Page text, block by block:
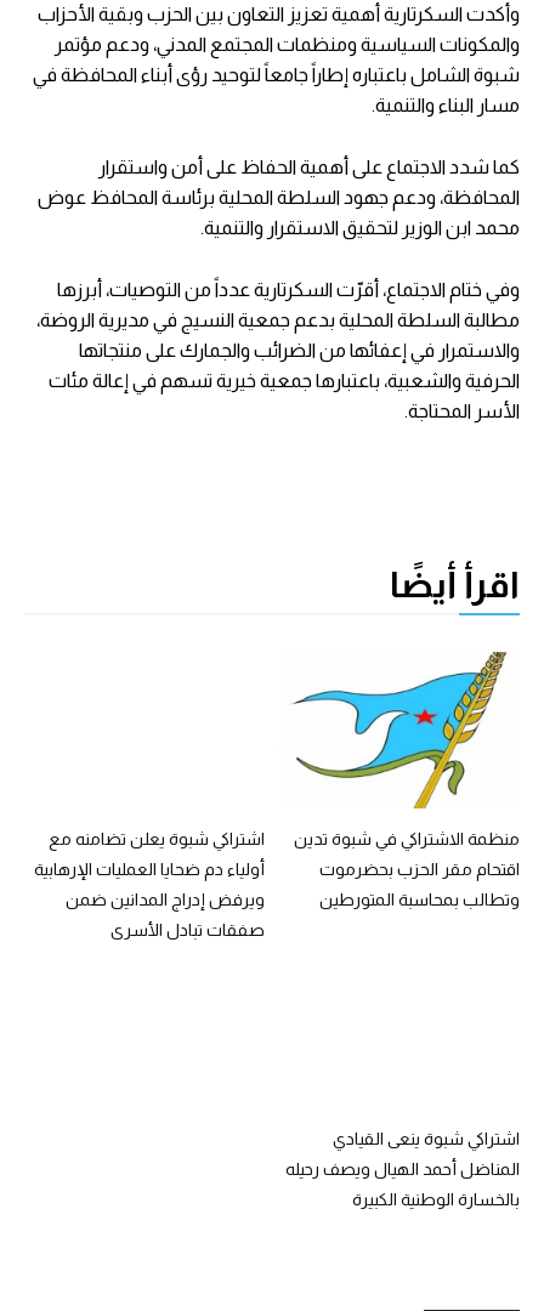
وأكدت السكرتارية أهمية تعزيز التعاون بين الحزب وبقية الأحزاب
والمكونات السياسية ومنظمات المجتمع المدني، ودعم مؤتمر
شبوة الشامل باعتباره إطاراً جامعاً لتوحيد رؤى أبناء المحافظة في
مسار البناء والتنمية.
كما شدد الاجتماع على أهمية الحفاظ على أمن واستقرار
المحافظة، ودعم جهود السلطة المحلية برئاسة المحافظ عوض
محمد ابن الوزير لتحقيق الاستقرار والتنمية.
وفي ختام الاجتماع، أقرّت السكرتارية عدداً من التوصيات، أبرزها
مطالبة السلطة المحلية بدعم جمعية النسيج في مديرية الروضة،
والاستمرار في إعفائها من الضرائب والجمارك على منتجاتها
الحرفية والشعبية، باعتبارها جمعية خيرية تسهم في إعالة مئات
الأسر المحتاجة.
اقرأ أيضًا
منظمة الاشتراكي في شبوة تدين
اقتحام مقر الحزب بحضرموت
وتطالب بمحاسبة المتورطين
اشتراكي شبوة يعلن تضامنه مع
أولياء دم ضحايا العمليات الإرهابية
ويرفض إدراج المدانين ضمن
صفقات تبادل الأسرى
اشتراكي شبوة ينعى القيادي
المناضل أحمد الهيال ويصف رحيله
بالخسارة الوطنية الكبيرة